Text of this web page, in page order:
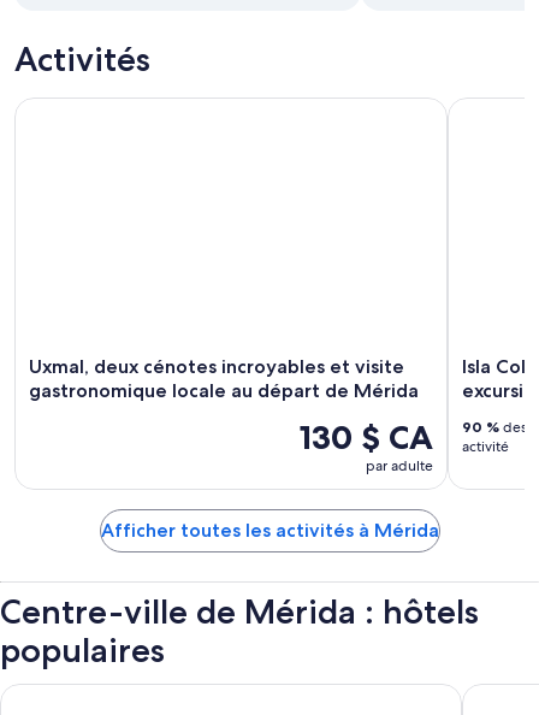
Activités
Uxmal, deux cénotes incroyables et visite
gastronomique locale au départ de Mérida
130 $ CA
par adulte
Uxmal, deux cénotes incroyables et visite gastronomique
Isla
90 % des
activité
Isla
Afficher toutes les activités à Mérida
Centre-ville de Mérida : hôtels
populaires
Hyatt Regency Merida Hotel Gran